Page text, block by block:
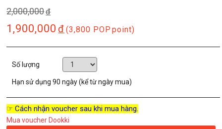
2,000,000đ
1,900,000 đ (3,800 POP point)
Số lượng
Hạn sử dụng90 ngày (kể từ ngày mua)
☞ Cách nhận voucher sau khi mua hàng.
Mua voucher Dookki